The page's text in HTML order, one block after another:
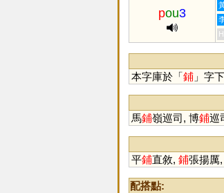
pou3
本字庫於「鋪」字
馬鋪嶺巡司, 博鋪巡
平鋪直敘, 鋪張揚厲
配搭點: